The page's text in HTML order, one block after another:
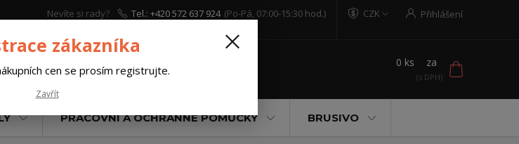
CZK Přihlášení
Nevíte si rady?
Tel.: +420 572 637 924 (Po-Pá, 07:00-15:30 hod.)
0 ks za
PRACOVNÍ A OCHRANNÉ POMŮCKY BRUSIVO
zákazníka
cen se prosím registrujte.
Zavřít